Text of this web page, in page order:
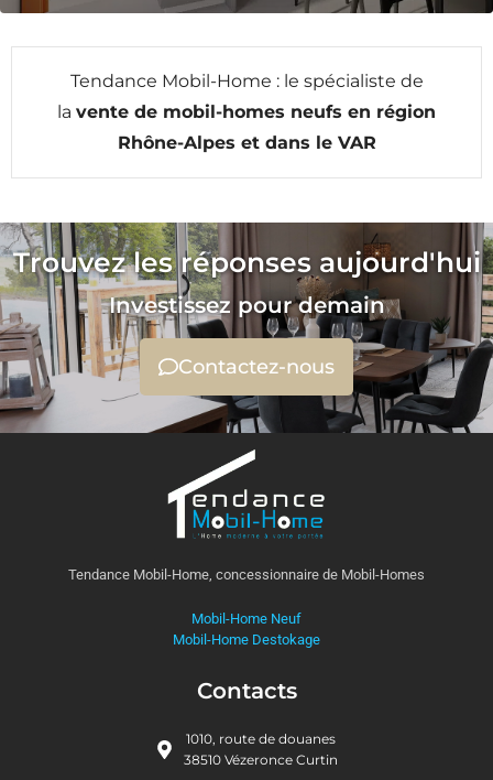
Tendance Mobil-Home : le spécialiste de
la vente de mobil-homes neufs en région
Rhône-Alpes et dans le VAR
Trouvez les réponses aujourd'hui
Investissez pour demain
Contactez-nous
Tendance Mobil-Home, concessionnaire de Mobil-Homes
Mobil-Home Neuf
Mobil-Home Destokage
Contacts
1010, route de douanes
38510 Vézeronce Curtin